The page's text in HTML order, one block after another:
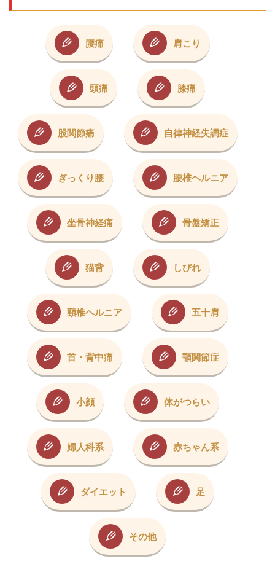
腰痛 肩こり
頭痛 膝痛
股関節痛 自律神経失調症
ぎっくり腰 腰椎ヘルニア
坐骨神経痛 骨盤矯正
猫背 しびれ
頸椎ヘルニア 五十肩
首・背中痛 顎関節症
小顔 体がつらい
婦人科系 赤ちゃん系
ダイエット 足
その他